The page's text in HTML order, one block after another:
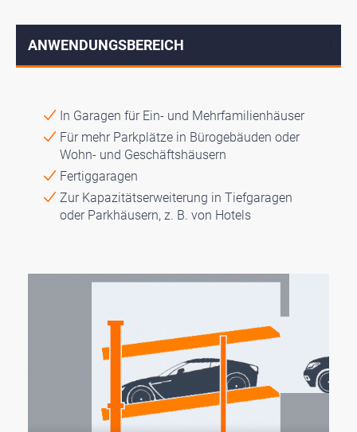
ANWENDUNGSBEREICH
In Garagen für Ein- und Mehrfamilienhäuser
Für mehr Parkplätze in Bürogebäuden oder
Wohn- und Geschäftshäusern
Fertiggaragen
Zur Kapazitätserweiterung in Tiefgaragen
oder Parkhäusern, z. B. von Hotels